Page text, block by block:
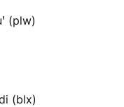
(plw)
(blx)